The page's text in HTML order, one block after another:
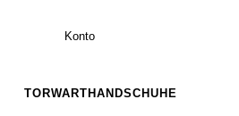
Konto
TORWARTHANDSCHUHE